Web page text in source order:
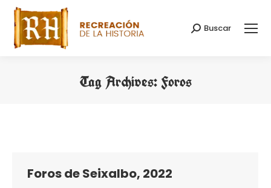
Search:
Buscar
Tag Archives:Foros
Foros de Seixalbo, 2022